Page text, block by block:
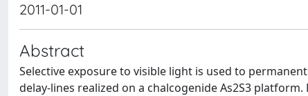
2011-01-01
Abstract
Selective exposure to visible light is used to
delay-lines realized on a chalcogenide As2S3